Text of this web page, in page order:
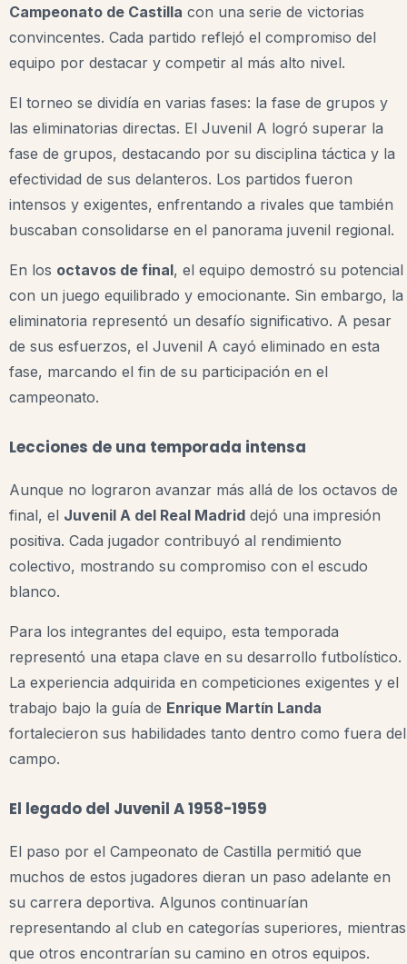
Campeonato de Castilla con una serie de victorias
convincentes. Cada partido reflejó el compromiso del
equipo por destacar y competir al más alto nivel.
El torneo se dividía en varias fases: la fase de grupos y
las eliminatorias directas. El Juvenil A logró superar la
fase de grupos, destacando por su disciplina táctica y la
efectividad de sus delanteros. Los partidos fueron
intensos y exigentes, enfrentando a rivales que también
buscaban consolidarse en el panorama juvenil regional.
En los octavos de final, el equipo demostró su potencial
con un juego equilibrado y emocionante. Sin embargo, la
eliminatoria representó un desafío significativo. A pesar
de sus esfuerzos, el Juvenil A cayó eliminado en esta
fase, marcando el fin de su participación en el
campeonato.
Lecciones de una temporada intensa
Aunque no lograron avanzar más allá de los octavos de
final, el Juvenil A del Real Madrid dejó una impresión
positiva. Cada jugador contribuyó al rendimiento
colectivo, mostrando su compromiso con el escudo
blanco.
Para los integrantes del equipo, esta temporada
representó una etapa clave en su desarrollo futbolístico.
La experiencia adquirida en competiciones exigentes y el
trabajo bajo la guía de Enrique Martín Landa
fortalecieron sus habilidades tanto dentro como fuera del
campo.
El legado del Juvenil A 1958-1959
El paso por el Campeonato de Castilla permitió que
muchos de estos jugadores dieran un paso adelante en
su carrera deportiva. Algunos continuarían
representando al club en categorías superiores, mientras
que otros encontrarían su camino en otros equipos.